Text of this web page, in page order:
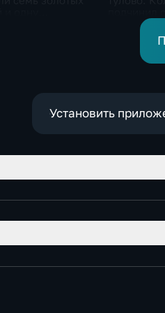
в новом
Установить